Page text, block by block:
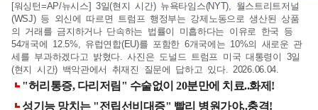
[워싱턴=AP/뉴시스] 3일(현지 시간) 뉴욕타임스(NYT), 월스트리트저널
(WSJ) 등 외신에 따르면 트럼프 행정부는 강제노동으로 생산된 상품
의 거래를 금지하거나 단속하는 법률이 미흡하다는 이유로 한국 등
54개국에 12.5%, 유럽연합(EU)를 포함한 6개국에는 10%의 새로운 관
세를 부과하겠다고 밝혔다. 사진은 도널드 트럼프 미국 대통령이 3일
(현지 시간) 백악관에서 취재진 질문에 답하고 있다. 2026.06.04.